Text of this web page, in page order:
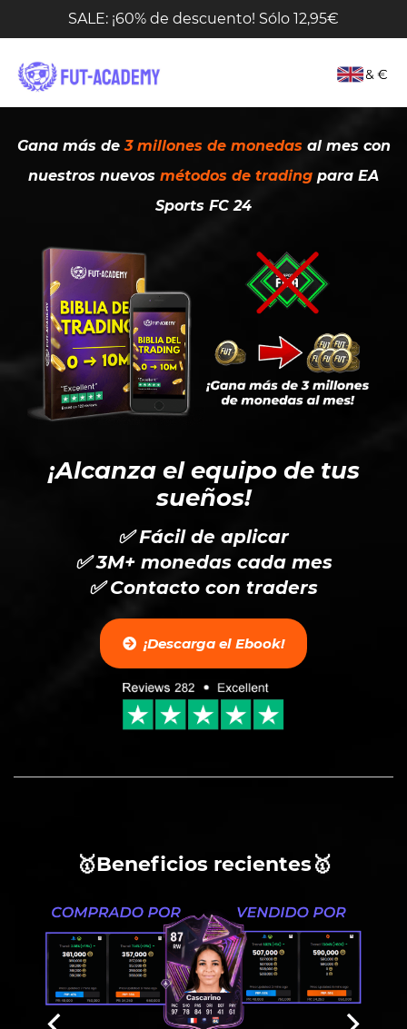
SALE: ¡60% de descuento! Sólo 12,95€
Gana más de3 millones de monedas al mes con
nuestros nuevos métodos de trading para EA
Sports FC 24
¡Alcanza el equipo de tus
sueños!
✅ Fácil de aplicar
✅ 3M+ monedas cada mes
✅ Contacto con traders
¡Descarga el Ebook!
🥇Beneficios recientes🥇